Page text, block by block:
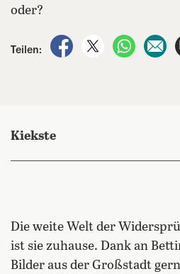
oder?
Teilen:
auf Facebook teilen
auf X teilen
per
Kiekste
Die weite Welt der
ist sie zuhause. Dank an
Bilder aus der Großstadt gern